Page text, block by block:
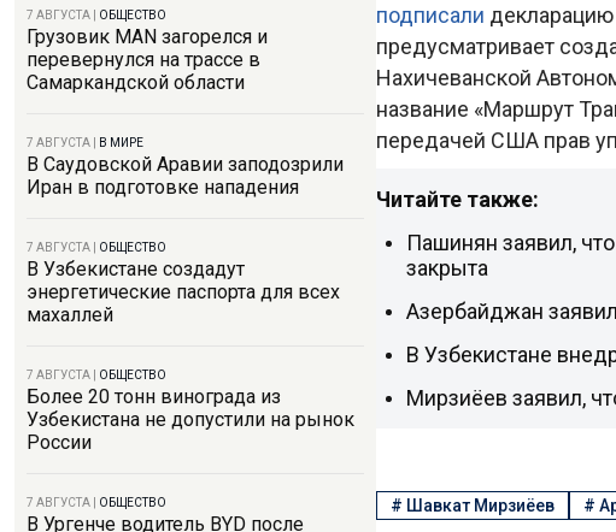
7 АВГУСТА ОБЩЕСТВО
Грузовик MAN загорелся и
перевернулся на трассе в
Самаркандской области
7 АВГУСТА В МИРЕ
В Саудовской Аравии заподозрили
Иран в подготовке нападения
7 АВГУСТА ОБЩЕСТВО
В Узбекистане создадут
энергетические паспорта для всех
махаллей
7 АВГУСТА ОБЩЕСТВО
Более 20 тонн винограда из
Узбекистана не допустили на рынок
России
7 АВГУСТА ОБЩЕСТВО
В Ургенче водитель BYD после
подписали декларацию
предусматривает
Нахичеванской
название «Маршрут
передачей США прав
Читайте также:
Пашинян заявил,
закрыта
Азербайджан заявил
В Узбекистане
Мирзиёев заявил,
# Шавкат Мирзиёев #